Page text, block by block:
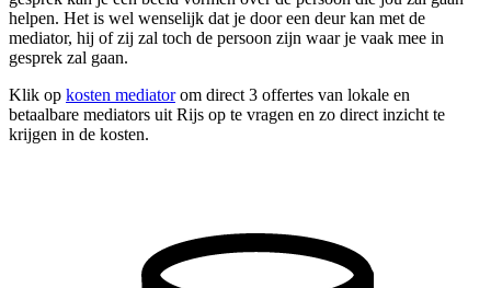
helpen. Het is wel wenselijk dat je door een deur kan met de
mediator, hij of zij zal toch de persoon zijn waar je vaak mee in
gesprek zal gaan.
Klik op kosten mediatorom direct 3 offertes van lokale en
betaalbare mediators uit Rijs op te vragen en zo direct inzicht te
krijgen in de kosten.